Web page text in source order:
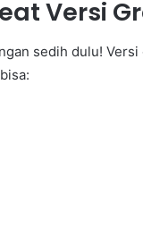
Versi
sedih dulu!